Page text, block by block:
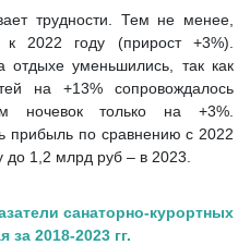
трудности. Тем не менее,
2022 году (прирост +3%).
отдыхе уменьшились, так как
на +13% сопровождалось
ночевок только на +3%.
прибыль по сравнению с 2022
до 1,2 млрд руб – в 2023.
санаторно-курортных
за 2018-2023 гг.